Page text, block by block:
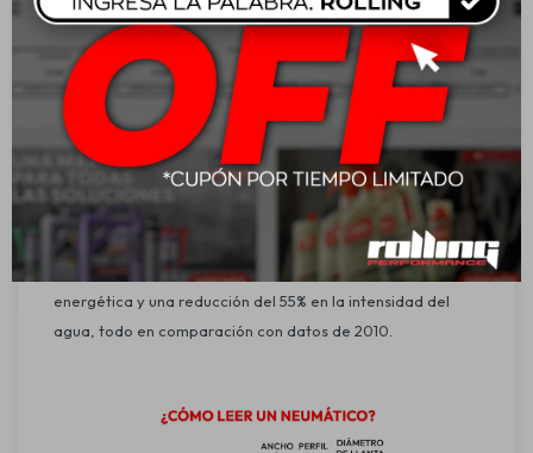
Aplicación:
Equipo oficial Kia.
Utilitarios livianos y camionetas.
Seguridad y medio ambiente:
En 2020, Goodyear continuó su trabajo para reducir su
impacto ambiental, logrando una reducción del 20% en la
intensidad de las emisiones de gases de efecto
invernadero, una reducción del 19% en la intensidad
energética y una reducción del 55% en la intensidad del
agua, todo en comparación con datos de 2010.